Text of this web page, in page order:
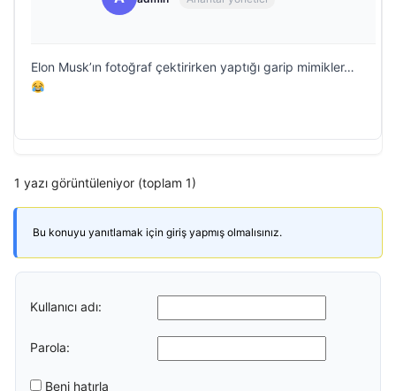
Elon Musk’ın fotoğraf çektirirken yaptığı garip mimikler…
1 yazı görüntüleniyor (toplam 1)
Bu konuyu yanıtlamak için giriş yapmış olmalısınız.
Kullanıcı adı:
Parola:
Beni hatırla